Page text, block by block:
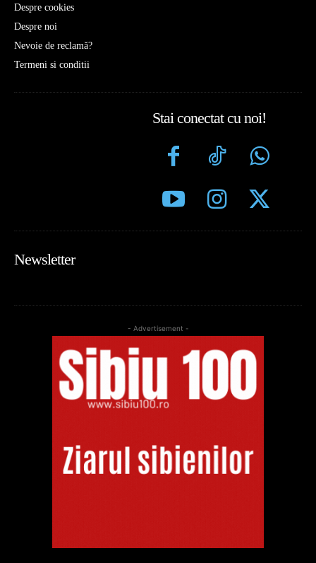
Despre cookies
Despre noi
Nevoie de reclamă?
Termeni si conditii
Stai conectat cu noi!
Newsletter
- Advertisement -